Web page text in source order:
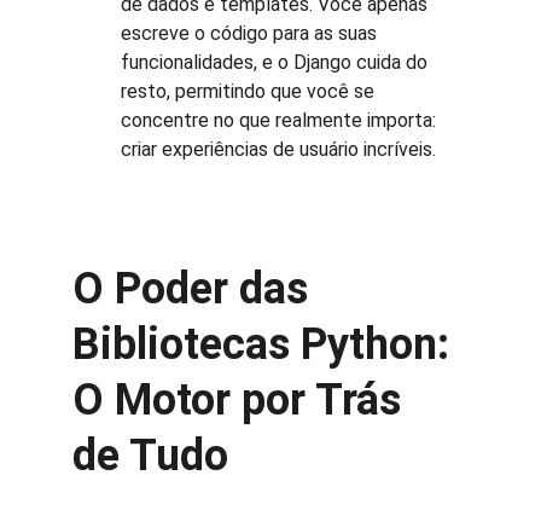
escreve o código para as suas
funcionalidades, e o Django cuida do
resto, permitindo que você se
concentre no que realmente importa:
criar experiências de usuário incríveis.
O Poder das
Bibliotecas Python:
O Motor por Trás
de Tudo